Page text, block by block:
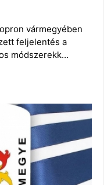
vármegyében
feljelentés a
módszerekk…